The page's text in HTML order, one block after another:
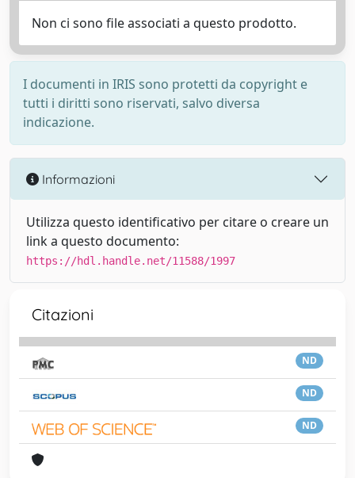
Non ci sono file associati a questo prodotto.
I documenti in IRIS sono protetti da copyright e
tutti i diritti sono riservati, salvo diversa
indicazione.
Informazioni
Utilizza questo identificativo per citare o creare un
link a questo documento:
https://hdl.handle.net/11588/1997
Citazioni
ND
ND
ND